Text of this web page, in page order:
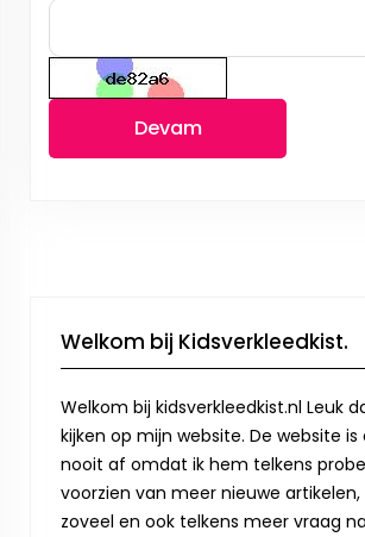
Devam
Welkom bij Kidsverkleedkist.
Welkom bij kidsverkleedkist.nl Leuk
kijken op mijn website. De website is
nooit af omdat ik hem telkens
voorzien van meer nieuwe artikelen,
zoveel en ook telkens meer vraag